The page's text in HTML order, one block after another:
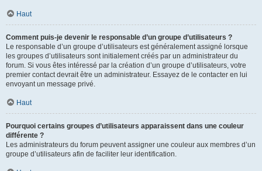
Haut
Comment puis-je devenir le responsable d’un groupe d’utilisateurs ?
Le responsable d’un groupe d’utilisateurs est généralement assigné lorsque
les groupes d’utilisateurs sont initialement créés par un administrateur du
forum. Si vous êtes intéressé par la création d’un groupe d’utilisateurs, votre
premier contact devrait être un administrateur. Essayez de le contacter en lui
envoyant un message privé.
Haut
Pourquoi certains groupes d’utilisateurs apparaissent dans une couleur
différente ?
Les administrateurs du forum peuvent assigner une couleur aux membres d’un
groupe d’utilisateurs afin de faciliter leur identification.